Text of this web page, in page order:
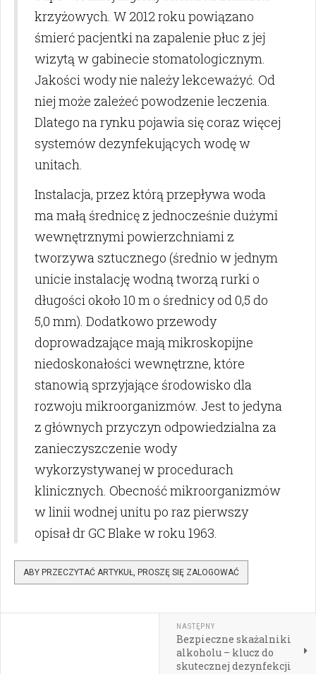
krzyżowych. W 2012 roku powiązano
śmierć pacjentki na zapalenie płuc z jej
wizytą w gabinecie stomatologicznym.
Jakości wody nie należy lekceważyć. Od
niej może zależeć powodzenie leczenia.
Dlatego na rynku pojawia się coraz więcej
systemów dezynfekujących wodę w
unitach.
Instalacja, przez którą przepływa woda
ma małą średnicę z jednocześnie dużymi
wewnętrznymi powierzchniami z
tworzywa sztucznego (średnio w jednym
unicie instalację wodną tworzą rurki o
długości około 10 m o średnicy od 0,5 do
5,0 mm). Dodatkowo przewody
doprowadzające mają mikroskopijne
niedoskonałości wewnętrzne, które
stanowią sprzyjające środowisko dla
rozwoju mikroorganizmów. Jest to jedyna
z głównych przyczyn odpowiedzialna za
zanieczyszczenie wody
wykorzystywanej w procedurach
klinicznych. Obecność mikroorganizmów
w linii wodnej unitu po raz pierwszy
opisał dr GC Blake w roku 1963.
ABY PRZECZYTAĆ ARTYKUŁ, PROSZĘ SIĘ ZALOGOWAĆ
NASTĘPNY
Bezpieczne skażalniki
alkoholu – klucz do
skutecznej dezynfekcji